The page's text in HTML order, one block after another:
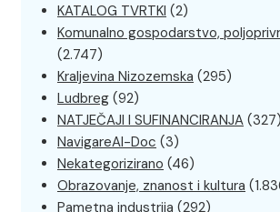
KATALOG TVRTKI (2)
Komunalno gospodarstvo,
(2.747)
Kraljevina Nizozemska (295)
Ludbreg (92)
NATJEČAJI I SUFINANCIRANJA (327)
NavigareAI-Doc (3)
Nekategorizirano (46)
Obrazovanje, znanost i kultura
Pametna industrija (292)